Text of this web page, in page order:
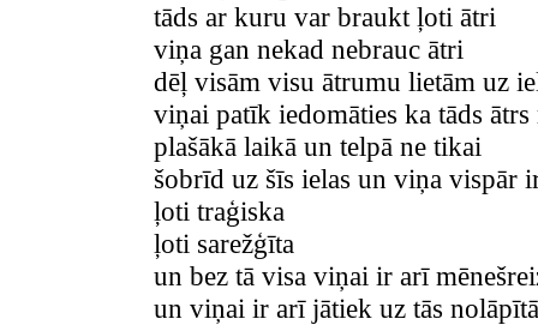
tāds ar kuru var braukt ļoti ātri
viņa gan nekad nebrauc ātri
dēļ visām visu ātrumu lietām uz
viņai patīk iedomāties ka tāds
plašākā laikā un telpā ne tikai
šobrīd uz šīs ielas un viņa vispār
ļoti traģiska
ļoti sarežģīta
un bez tā visa viņai ir arī
un viņai ir arī jātiek uz tās